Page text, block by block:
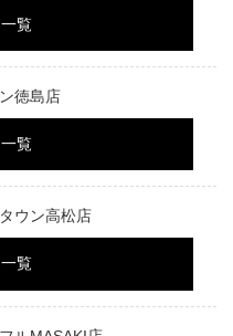
覧
徳島店
覧
ウン高松店
覧